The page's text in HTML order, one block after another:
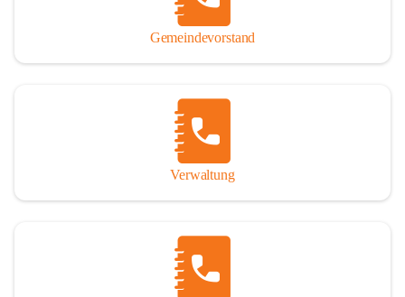
Gemeindevorstand
Verwaltung